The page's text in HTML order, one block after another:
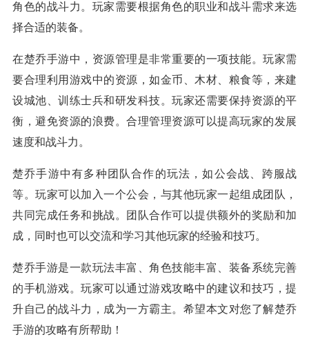
角色的战斗力。玩家需要根据角色的职业和战斗需求来选
择合适的装备。
在楚乔手游中，资源管理是非常重要的一项技能。玩家需
要合理利用游戏中的资源，如金币、木材、粮食等，来建
设城池、训练士兵和研发科技。玩家还需要保持资源的平
衡，避免资源的浪费。合理管理资源可以提高玩家的发展
速度和战斗力。
楚乔手游中有多种团队合作的玩法，如公会战、跨服战
等。玩家可以加入一个公会，与其他玩家一起组成团队，
共同完成任务和挑战。团队合作可以提供额外的奖励和加
成，同时也可以交流和学习其他玩家的经验和技巧。
楚乔手游是一款玩法丰富、角色技能丰富、装备系统完善
的手机游戏。玩家可以通过游戏攻略中的建议和技巧，提
升自己的战斗力，成为一方霸主。希望本文对您了解楚乔
手游的攻略有所帮助！